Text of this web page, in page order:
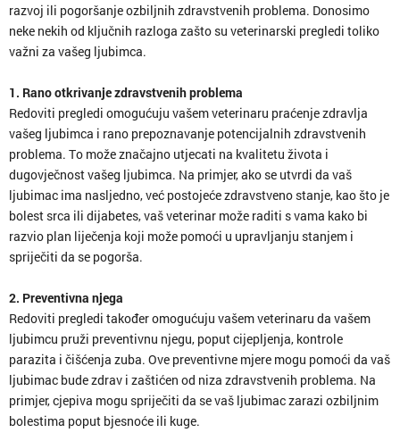
razvoj ili pogoršanje ozbiljnih zdravstvenih problema. Donosimo
neke nekih od ključnih razloga zašto su veterinarski pregledi toliko
važni za vašeg ljubimca.
1. Rano otkrivanje zdravstvenih problema
Redoviti pregledi omogućuju vašem veterinaru praćenje zdravlja
vašeg ljubimca i rano prepoznavanje potencijalnih zdravstvenih
problema. To može značajno utjecati na kvalitetu života i
dugovječnost vašeg ljubimca. Na primjer, ako se utvrdi da vaš
ljubimac ima nasljedno, već postojeće zdravstveno stanje, kao što je
bolest srca ili dijabetes, vaš veterinar može raditi s vama kako bi
razvio plan liječenja koji može pomoći u upravljanju stanjem i
spriječiti da se pogorša.
2. Preventivna njega
Redoviti pregledi također omogućuju vašem veterinaru da vašem
ljubimcu pruži preventivnu njegu, poput cijepljenja, kontrole
parazita i čišćenja zuba. Ove preventivne mjere mogu pomoći da vaš
ljubimac bude zdrav i zaštićen od niza zdravstvenih problema. Na
primjer, cjepiva mogu spriječiti da se vaš ljubimac zarazi ozbiljnim
bolestima poput bjesnoće ili kuge.